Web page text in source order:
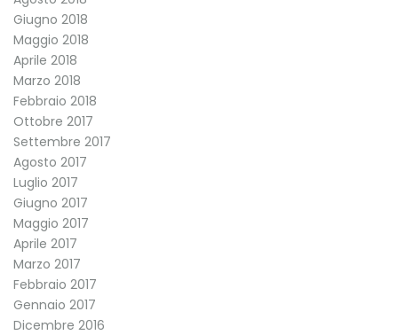
Giugno 2018
Maggio 2018
Aprile 2018
Marzo 2018
Febbraio 2018
Ottobre 2017
Settembre 2017
Agosto 2017
Luglio 2017
Giugno 2017
Maggio 2017
Aprile 2017
Marzo 2017
Febbraio 2017
Gennaio 2017
Dicembre 2016